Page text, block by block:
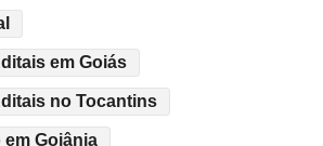
em Goiás
no Tocantins
Goiânia